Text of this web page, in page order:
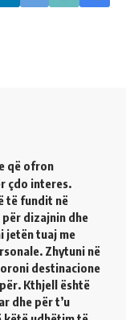
që ofron
çdo interes.
të fundit në
dizajnin dhe
jetën tuaj me
Zhytuni në
destinacione
Kthjell është
dhe për t’u